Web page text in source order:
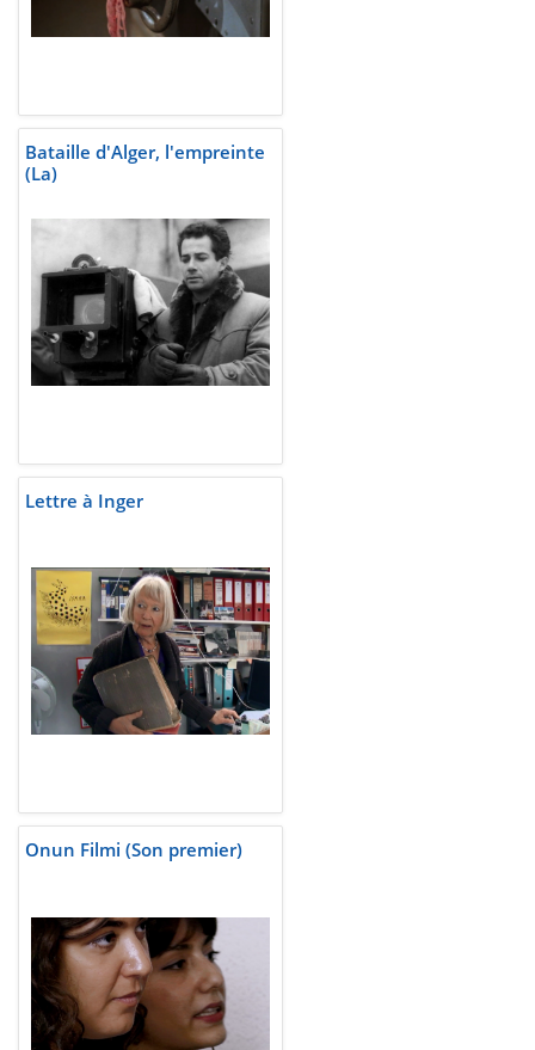
Bataille d'Alger, l'empreinte
(La)
Lettre à Inger
Onun Filmi (Son premier)